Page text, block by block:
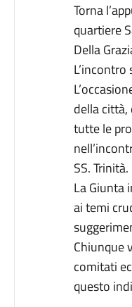
Torna
quartiere
Della
della
tutte le
SS. Trinità.
La Giunta
ai temi
Chiunque
comitati
questo